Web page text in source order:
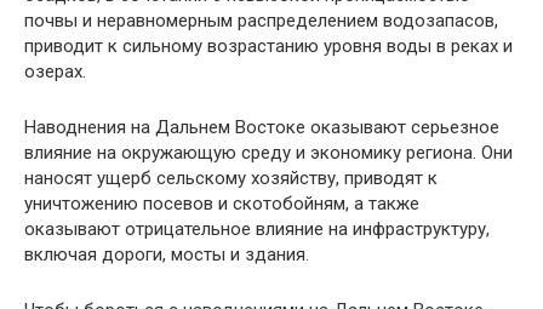
почвы и неравномерным распределением водозапасов,
приводит к сильному возрастанию уровня воды в реках и
озерах.
Наводнения на Дальнем Востоке оказывают серьезное
влияние на окружающую среду и экономику региона. Они
наносят ущерб сельскому хозяйству, приводят к
уничтожению посевов и скотобойням, а также
оказывают отрицательное влияние на инфраструктуру,
включая дороги, мосты и здания.